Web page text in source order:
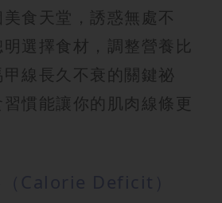
食天堂，誘惑無處不
選擇食材，調整營養比
線長久不衰的關鍵祕
慣能讓你的肌肉線條更